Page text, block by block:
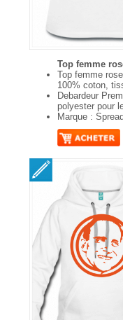
Top femme
Top femme
100% coton,
Debardeur
polyester pour
Marque :